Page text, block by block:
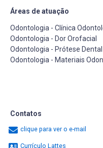
Áreas de atuação
Odontologia - Clínica
Odontologia - Dor Orofacial
Odontologia - Prótese Dental
Odontologia - Materiais
Contatos
clique para ver o e-mail
Currículo Lattes